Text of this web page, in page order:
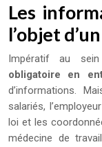
Les
l’objet
Impératif au
obligatoire en
d’informations.
salariés,
loi et les
médecine de